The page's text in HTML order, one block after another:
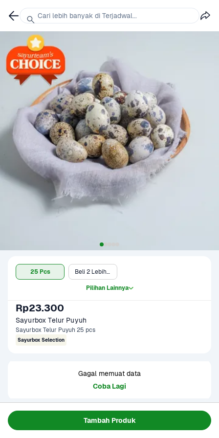
Tambah Produk
25 Pcs Beli 2 Lebih Murah (25 Pcs)
Pilihan Lainnya
Rp23.300
Sayurbox Telur Puyuh
Sayurbox Telur Puyuh 25 pcs
Sayurbox Selection
Gagal memuat data
Coba Lagi
Informasi Produk
Telur puyuh mentah. Berasal dari burung puyuh lokal.
Cari lebih banyak di Terjadwal...